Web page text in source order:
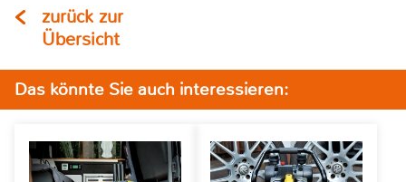
zurück zur
Übersicht
Das könnte Sie auch interessieren: